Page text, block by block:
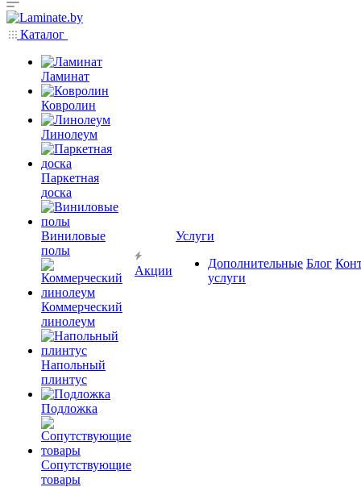
Каталог
Ламинат
Ковролин
Линолеум
Паркетная
доска
Виниловые
полы
Коммерческий
линолеум
Напольный
плинтус
Подложка
Сопутствующие
товары
Акции
Услуги
Дополнительные
услуги
Блог